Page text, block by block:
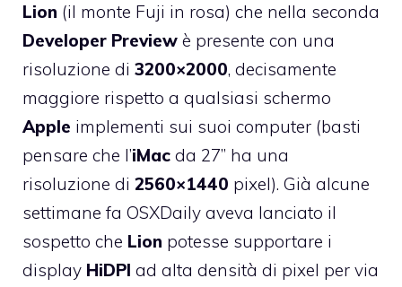
Lion (il monte Fuji in rosa) che nella seconda
Developer Preview è presente con una
risoluzione di 3200×2000, decisamente
maggiore rispetto a qualsiasi schermo
Apple implementi sui suoi computer (basti
pensare che l’iMac da 27” ha una
risoluzione di 2560×1440 pixel). Già alcune
settimane fa OSXDaily aveva lanciato il
sospetto che Lion potesse supportare i
display HiDPI ad alta densità di pixel per via